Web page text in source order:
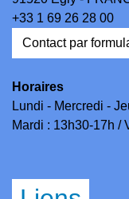
+33 1 69 26 28 00
Contact par
Horaires
Lundi - Mercredi -
Mardi : 13h30-17h /